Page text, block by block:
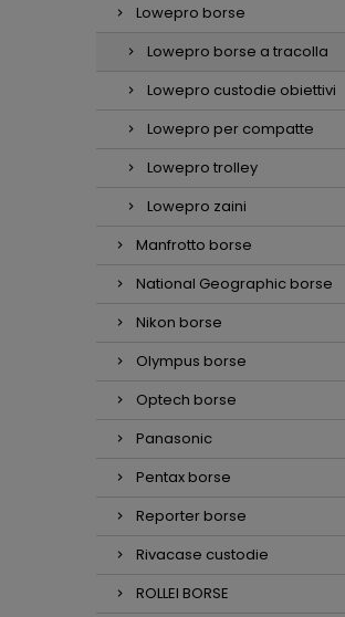
Lowepro borse
Lowepro borse a tracolla
Lowepro custodie obiettivi
Lowepro per compatte
Lowepro trolley
Lowepro zaini
Manfrotto borse
National Geographic borse
Nikon borse
Olympus borse
Optech borse
Panasonic
Pentax borse
Reporter borse
Rivacase custodie
ROLLEI BORSE